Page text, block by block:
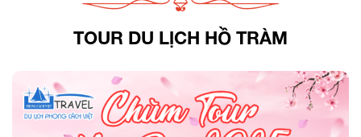
TOUR DU LỊCH HỒ TRÀM